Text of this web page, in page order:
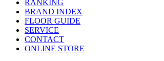
RANKING
BRAND INDEX
FLOOR GUIDE
SERVICE
CONTACT
ONLINE STORE